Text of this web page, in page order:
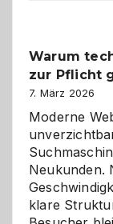
den
Warum
zur Pflicht
7. März 2026
Moderne
Neukunden.
klare